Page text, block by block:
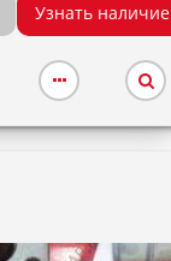
Узнать наличие